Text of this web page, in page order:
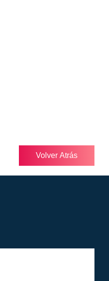
Volver Atrás